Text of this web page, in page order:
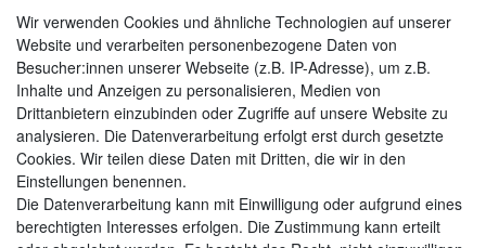
Zahlungsarten
Weitere Zahlungsarten:
Kauf auf Rechnung
Vorkasse
Wir verwenden Cookies und ähnliche Technologien auf unserer
Website und verarbeiten personenbezogene Daten von
Besucher:innen unserer Webseite (z.B. IP-Adresse), um z.B.
Inhalte und Anzeigen zu personalisieren, Medien von
Drittanbietern einzubinden oder Zugriffe auf unsere Website zu
analysieren. Die Datenverarbeitung erfolgt erst durch gesetzte
Cookies. Wir teilen diese Daten mit Dritten, die wir in den
Einstellungen benennen.
Die Datenverarbeitung kann mit Einwilligung oder aufgrund eines
berechtigten Interesses erfolgen. Die Zustimmung kann erteilt